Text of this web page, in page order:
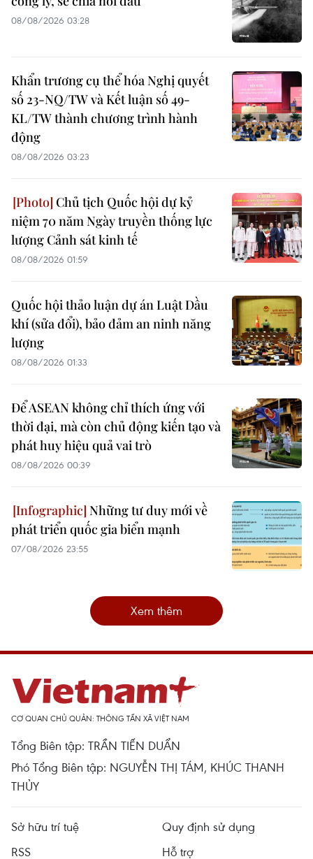
08/08/2026 03:28
Khẩn trương cụ thể hóa Nghị quyết
số 23-NQ/TW và Kết luận số 49-
KL/TW thành chương trình hành
động
08/08/2026 03:23
Chủ tịch Quốc hội dự kỷ
niệm 70 năm Ngày truyền thống lực
lượng Cảnh sát kinh tế
08/08/2026 01:59
Quốc hội thảo luận dự án Luật Dầu
khí (sửa đổi), bảo đảm an ninh năng
lượng
08/08/2026 01:33
Để ASEAN không chỉ thích ứng với
thời đại, mà còn chủ động kiến tạo và
phát huy hiệu quả vai trò
08/08/2026 00:39
Những tư duy mới về
phát triển quốc gia biển mạnh
07/08/2026 23:55
Xem thêm
CƠ QUAN CHỦ QUẢN: THÔNG TẤN XÃ VIỆT NAM
Tổng Biên tập: TRẦN TIẾN DUẨN
Phó Tổng Biên tập: NGUYỄN THỊ TÁM, KHÚC THANH
THỦY
Sở hữu trí tuệ
Quy định sử dụng
RSS
Hỗ trợ